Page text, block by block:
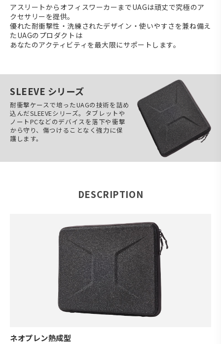
アスリートからオフィスワーカーまでUAGは頑丈で究極のア
クセサリーを提供。
優れた耐衝撃性・洗練されたデザイン・使いやすさを兼ね備え
たUAGのプロダクトは
あなたのアクティビティを最大限にサポートします。
SLEEVE シリーズ
耐衝撃ケースで培ったUAGの技術を詰め
込んだSLEEVEシリーズ。タブレットや
ノートPCなどのデバイスを落下や衝撃
から守り、傷つけることなく強力に保
護します。
DESCRIPTION
ネオプレン熱成型